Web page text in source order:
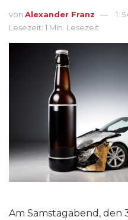
von Alexander Franz
1.
Lesezeit: 1 Min. Lesezeit
Am Samstagabend, den